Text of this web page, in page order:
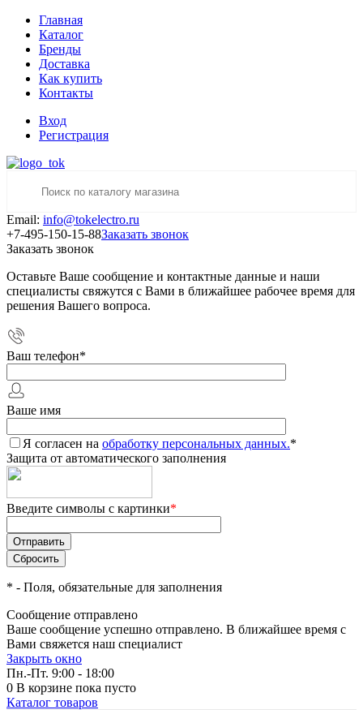
Главная
Каталог
Бренды
Доставка
Как купить
Контакты
Вход
Регистрация
Email: info@tokelectro.ru
+7-495-150-15-88Заказать звонок
Заказать звонок
Оставьте Ваше сообщение и контактные данные и наши
специалисты свяжутся с Вами в ближайшее рабочее время для
решения Вашего вопроса.
Ваш телефон*
Ваше имя
Я согласен на обработку персональных данных.*
Защита от автоматического заполнения
Введите символы с картинки*
* - Поля, обязательные для заполнения
Сообщение отправлено
Ваше сообщение успешно отправлено. В ближайшее время с
Вами свяжется наш специалист
Закрыть окно
Пн.-Пт. 9:00 - 18:00
0 В корзине пока пусто
Каталог товаров